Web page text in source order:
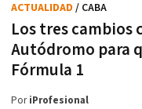
Los tres cambios
Autódromo para
Fórmula 1
ACTUALIDAD / CABA
PoriProfesional